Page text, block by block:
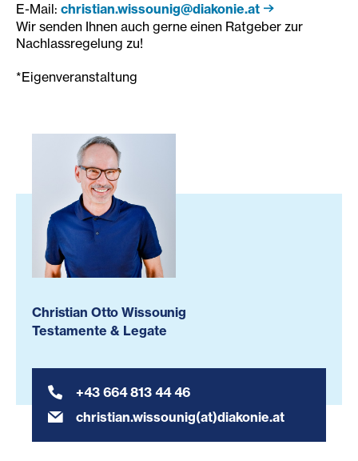
E-Mail: christian.wissounig@diakonie.at
Wir senden Ihnen auch gerne einen Ratgeber zur
Nachlassregelung zu!
*Eigenveranstaltung
Christian Otto Wissounig
Testamente & Legate
+43 664 813 44 46
christian.wissounig(at)diakonie.at